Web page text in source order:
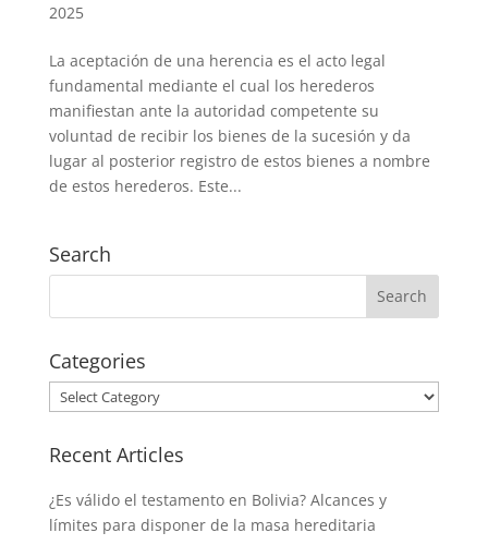
2025
La aceptación de una herencia es el acto legal
fundamental mediante el cual los herederos
manifiestan ante la autoridad competente su
voluntad de recibir los bienes de la sucesión y da
lugar al posterior registro de estos bienes a nombre
de estos herederos. Este...
Search
Categories
Categories
Recent Articles
¿Es válido el testamento en Bolivia? Alcances y
límites para disponer de la masa hereditaria